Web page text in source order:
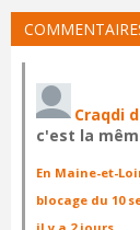
Craqdi
c'est la
En Maine-et-
blocage du 10